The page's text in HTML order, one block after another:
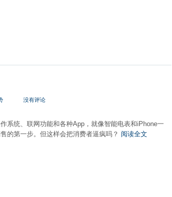
没有评论
系统、联网功能和各种App，就像智能电表和iPhone一
的第一步。但这样会把消费者逼疯吗？ 阅读全文